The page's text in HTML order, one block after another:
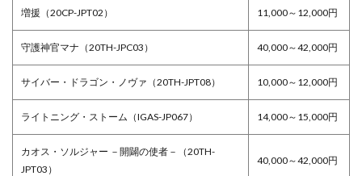
増援（20CP-JPT02） 11,000～12,000円
守護神官マナ（20TH-JPC03） 40,000～42,000円
サイバー・ドラゴン・ノヴァ（20TH-JPT08） 10,000～12,000円
ライトニング・ストーム（IGAS-JP067） 14,000～15,000円
カオス・ソルジャー －開闢の使者－（20TH-
JPT03）
40,000～42,000円